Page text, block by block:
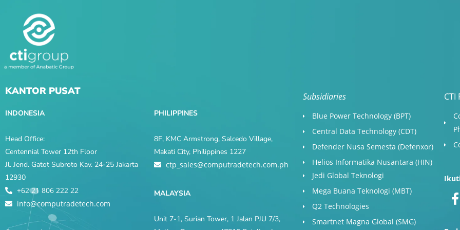
KANTOR PUSAT
INDONESIA
Head Office:
Centennial Tower 12th Floor
Jl. Jend. Gatot Subroto Kav. 24-25 Jakarta
12930
+62 21 806 222 22
info@computradetech.com
PHILIPPINES
8F, KMC Armstrong, Salcedo Village,
Makati City, Philippines 1227
ctp_sales@computradetech.com.ph
MALAYSIA
Unit 7-1, Surian Tower, 1 Jalan PJU 7/3,
Subsidiaries
Blue Power Technology (BPT)​
Central Data Technology (CDT)
Defender Nusa Semesta (Defenxor)
Helios Informatika Nusantara (HIN)
Jedi Global Teknologi
Mega Buana Teknologi (MBT)
Q2 Technologies
Smartnet Magna Global (SMG)
CTI
F
a